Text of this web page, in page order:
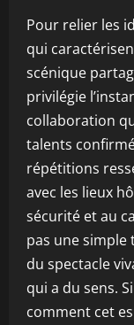
Pour relier les
qui
scénique
privilégie
collaboration
talents
répétitions
avec les lieux
sécurité et au
pas une simple
du spectacle
qui a du sens.
comment cet